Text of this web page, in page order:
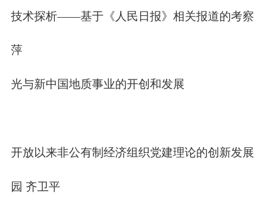
技术探析——基于《人民日报》相关报道的考察
萍
光与新中国地质事业的开创和发展
开放以来非公有制经济组织党建理论的创新发展
园 齐卫平